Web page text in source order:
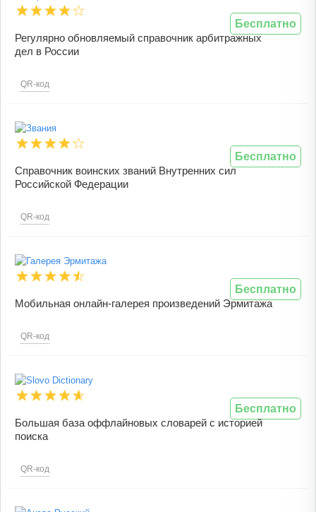
Регулярно обновляемый справочник арбитражных
дел в России
QR-код
Бесплатно
Справочник воинских званий Внутренних сил
Российской Федерации
QR-код
Бесплатно
Мобильная онлайн-галерея произведений Эрмитажа
QR-код
Бесплатно
Большая база оффлайновых словарей с историей
поиска
QR-код
Бесплатно